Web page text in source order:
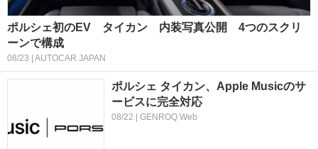
ポルシェ初のEV タイカン 内装写真公開 4つのスクリ
ーンで構成
08/23 | AUTOCAR JAPAN
ポルシェ タイカン、Apple Musicのサ
ービスに完全対応
08/22 | GENROQ Web